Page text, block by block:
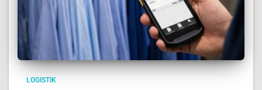
LOGISTIK